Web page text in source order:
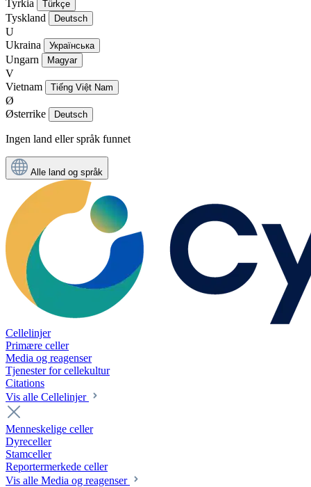
Tyrkia Türkçe
Tyskland Deutsch
U
Ukraina
Українська
Ungarn Magyar
V
Vietnam
Tiếng Việt Nam
Ø
Østerrike
Deutsch
Ingen land eller språk funnet
Alle land og språk
Cellelinjer
Primære celler
Media og reagenser
Tjenester for cellekultur
Citations
Vis alle Cellelinjer
Menneskelige celler
Dyreceller
Stamceller
Reportermerkede celler
Vis alle Media og reagenser